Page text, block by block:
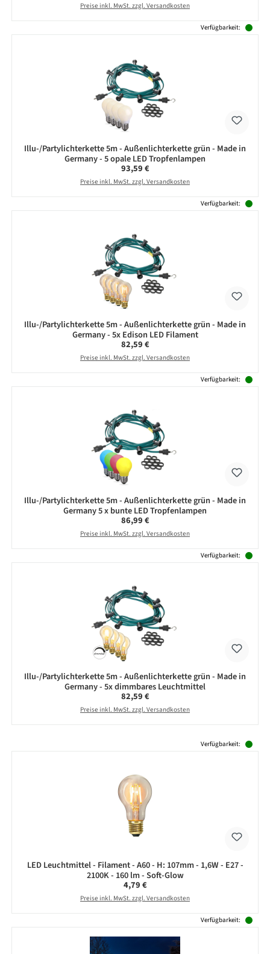
Preise inkl. MwSt. zzgl. Versandkosten
Verfügbarkeit:
Illu-/Partylichterkette 5m - Außenlichterkette grün - Made in
Germany - 5 opale LED Tropfenlampen
Regulärer Preis:
93,59 €
Preise inkl. MwSt. zzgl. Versandkosten
Verfügbarkeit:
Illu-/Partylichterkette 5m - Außenlichterkette grün - Made in
Germany - 5x Edison LED Filament
Regulärer Preis:
82,59 €
Preise inkl. MwSt. zzgl. Versandkosten
Verfügbarkeit:
Illu-/Partylichterkette 5m - Außenlichterkette grün - Made in
Germany 5 x bunte LED Tropfenlampen
Regulärer Preis:
86,99 €
Preise inkl. MwSt. zzgl. Versandkosten
Verfügbarkeit:
Illu-/Partylichterkette 5m - Außenlichterkette grün - Made in
Germany - 5x dimmbares Leuchtmittel
Regulärer Preis:
82,59 €
Preise inkl. MwSt. zzgl. Versandkosten
Verfügbarkeit:
LED Leuchtmittel - Filament - A60 - H: 107mm - 1,6W - E27 -
2100K - 160 lm - Soft-Glow
Regulärer Preis:
4,79 €
Preise inkl. MwSt. zzgl. Versandkosten
Verfügbarkeit: